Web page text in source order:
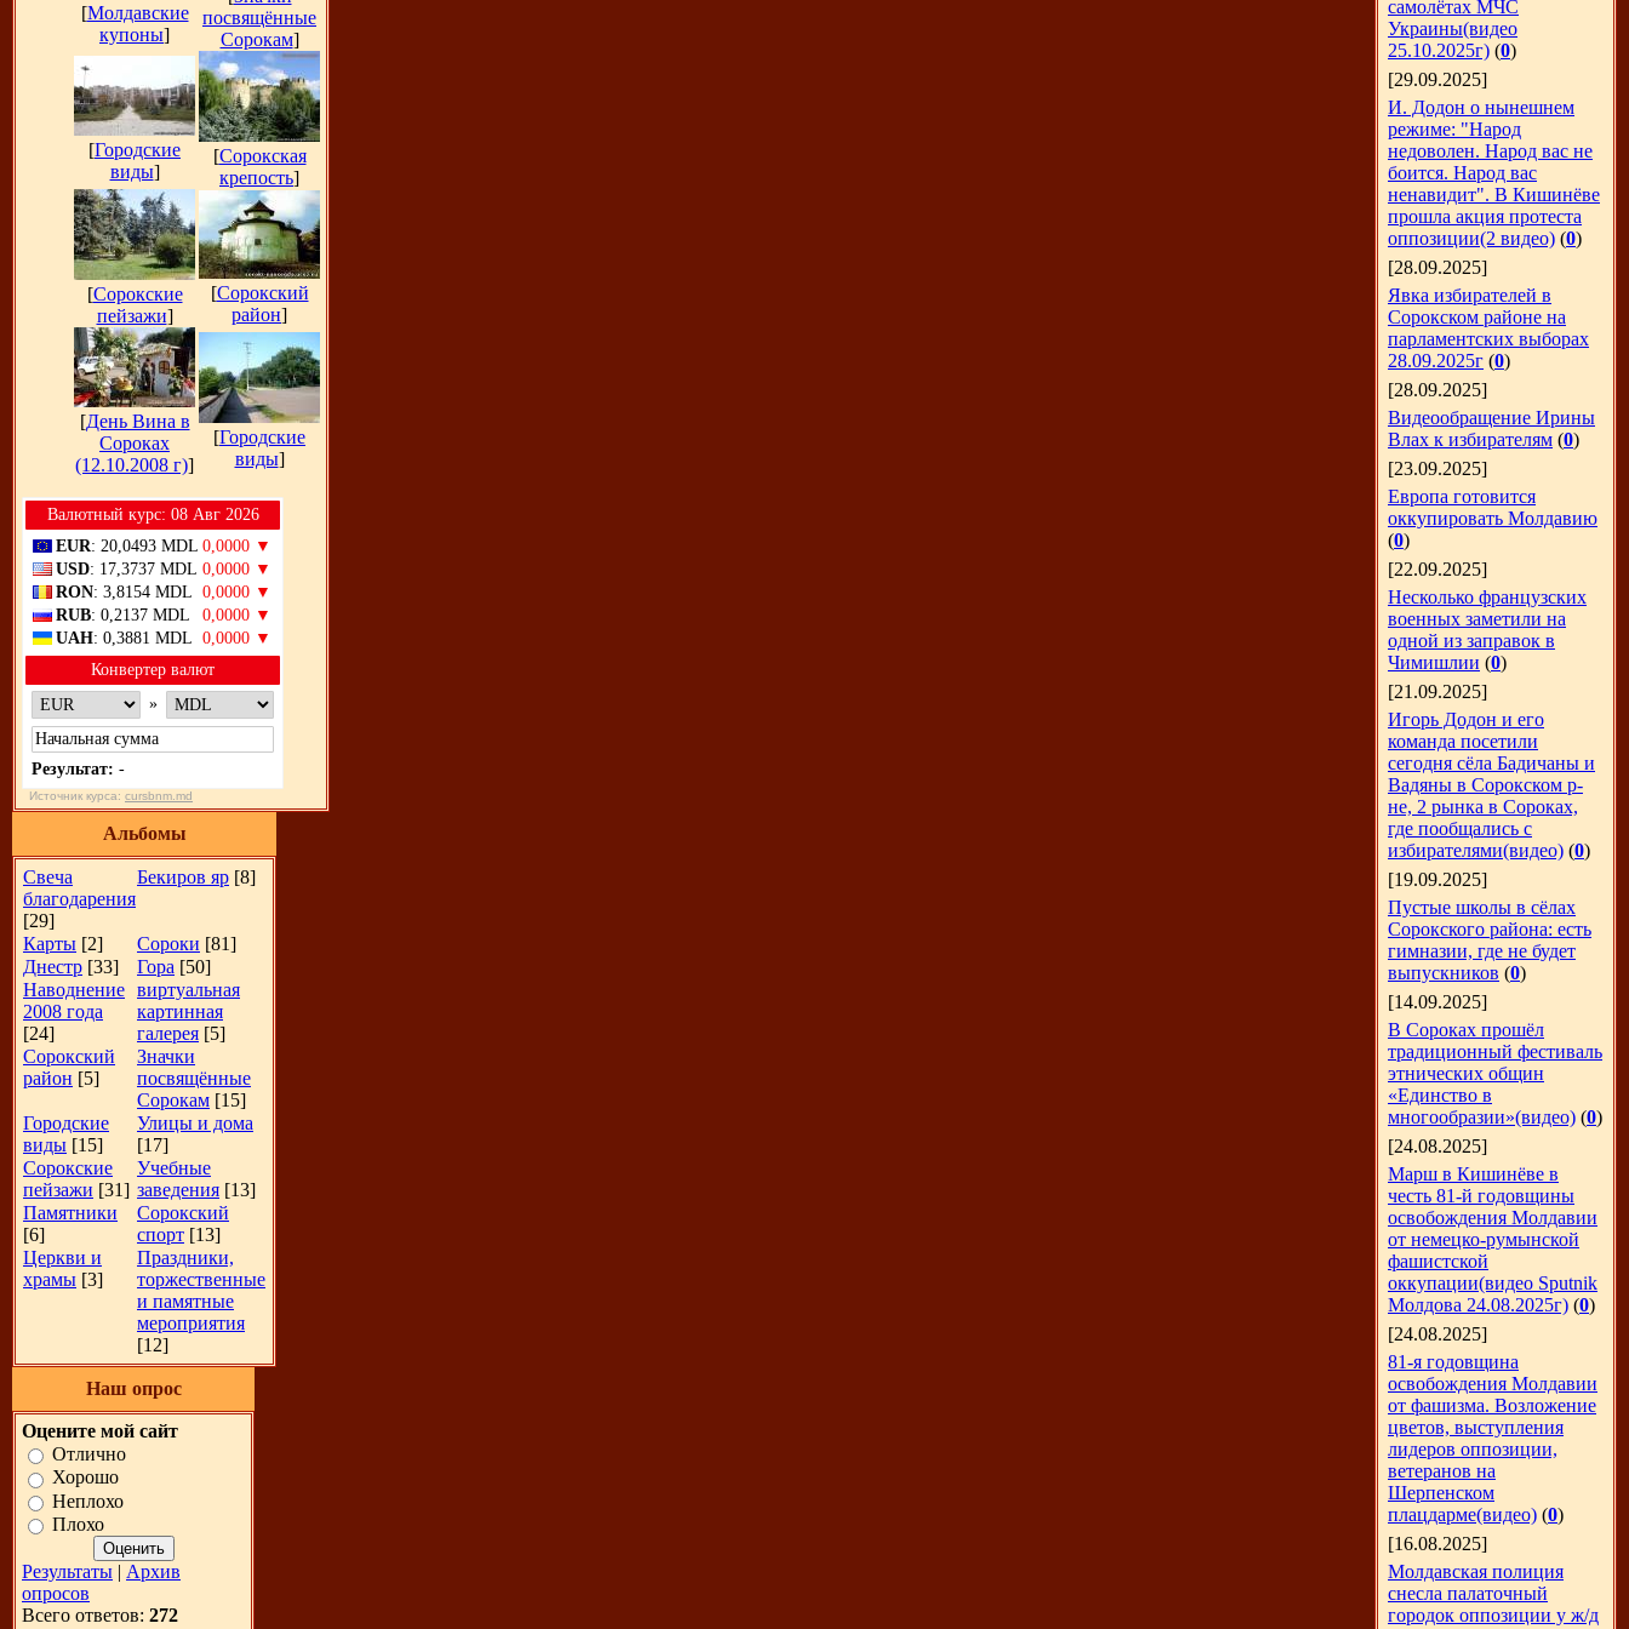
[Молдавские
купоны]
посвящённые
Сорокам]
[Городские
виды]
[Сорокская
крепость]
[Сорокские
пейзажи]
[Сорокский
район]
[День Вина в
Сороках
(12.10.2008 г)]
[Городские
виды]
Bалютный курс: 08 Авг 2026
EUR: 20,0493 MDL 0,0000 ▼
USD: 17,3737 MDL 0,0000 ▼
RON: 3,8154 MDL 0,0000 ▼
RUB: 0,2137 MDL
0,0000 ▼
UAH: 0,3881 MDL 0,0000 ▼
Конвертер валют
»
Результат: -
Источник курса: cursbnm.md
Альбомы
Свеча
благодарения
[29]
Бекиров яр [8]
Карты [2] Сороки [81]
Днестр [33] Гора [50]
Наводнение
2008 года
[24]
виртуальная
картинная
галерея [5]
Сорокский
район [5]
Значки
посвящённые
Сорокам [15]
Городские
виды [15]
Улицы и дома
[17]
Сорокские
пейзажи [31]
Учебные
заведения [13]
Памятники
[6]
Сорокский
спорт [13]
Церкви и
храмы [3]
Праздники,
торжественные
и памятные
мероприятия
[12]
Наш опрос
Оцените мой сайт
Отлично
Хорошо
Неплохо
Плохо
Результаты | Архив
опросов
Всего ответов: 272
самолётах МЧС
Украины(видео
25.10.2025г) (0)
[29.09.2025]
И. Додон о нынешнем
режиме: "Народ
недоволен. Народ вас не
боится. Народ вас
ненавидит". В Кишинёве
прошла акция протеста
оппозиции(2 видео) (0)
[28.09.2025]
Явка избирателей в
Сорокском районе на
парламентских выборах
28.09.2025г (0)
[28.09.2025]
Видеообращение Ирины
Влах к избирателям (0)
[23.09.2025]
Европа готовится
оккупировать Молдавию
(0)
[22.09.2025]
Несколько французских
военных заметили на
одной из заправок в
Чимишлии (0)
[21.09.2025]
Игорь Додон и его
команда посетили
сегодня сёла Бадичаны и
Вадяны в Сорокском р-
не, 2 рынка в Сороках,
где пообщались с
избирателями(видео) (0)
[19.09.2025]
Пустые школы в сёлах
Сорокского района: есть
гимназии, где не будет
выпускников (0)
[14.09.2025]
В Сороках прошёл
традиционный фестиваль
этнических общин
«Единство в
многообразии»(видео) (0)
[24.08.2025]
Марш в Кишинёве в
честь 81-й годовщины
освобождения Молдавии
от немецко-румынской
фашистской
оккупации(видео Sputnik
Молдова 24.08.2025г) (0)
[24.08.2025]
81-я годовщина
освобождения Молдавии
от фашизма. Возложение
цветов, выступления
лидеров оппозиции,
ветеранов на
Шерпенском
плацдарме(видео) (0)
[16.08.2025]
Молдавская полиция
снесла палаточный
городок оппозиции у ж/д